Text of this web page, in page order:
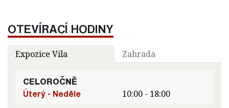
OTEVÍRACÍ HODINY
Expozice Vila Zahrada
CELOROČNĚ
Úterý - Neděle
10:00 - 18:00